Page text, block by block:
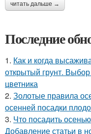
читать дальше →
Последние
1. Как и когда
открытый грунт.
цветника
2. Золотые правила
осенней посадки
3. Что посадить
Добавление статьи в